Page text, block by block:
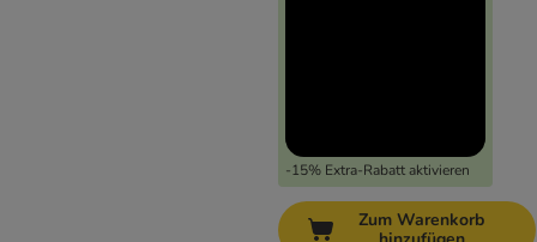
-15% Extra-Rabatt aktivieren
Zum Warenkorb